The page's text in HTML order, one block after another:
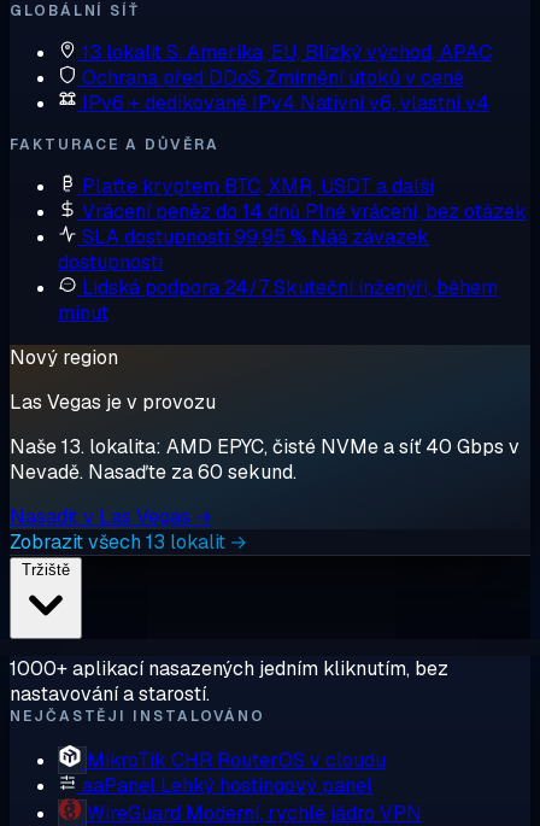
GLOBÁLNÍ SÍŤ
13 lokalitS. Amerika, EU, Blízký východ, APAC
Ochrana před DDoS Zmírnění útoků v ceně
IPv6 + dedikované IPv4 Nativní v6, vlastní v4
FAKTURACE A DŮVĚRA
Plaťte kryptem BTC, XMR, USDT a další
Vrácení peněz do 14 dnů Plné vrácení, bez otázek
SLA dostupnosti 99,95 % Náš závazek
dostupnosti
Lidská podpora 24/7Skuteční inženýři, během
minut
Nový region
Las Vegas je v provozu
Naše 13. lokalita: AMD EPYC, čisté NVMe a síť 40 Gbps v
Nevadě. Nasaďte za 60 sekund.
Nasadit v Las Vegas →
Zobrazit všech 13 lokalit →
1000+ aplikací nasazených jedním kliknutím, bez
nastavování a starostí.
NEJČASTĚJI INSTALOVÁNO
MikroTik CHR RouterOS v cloudu
aaPanel Lehký hostingový panel
WireGuard Moderní, rychlé jádro VPN